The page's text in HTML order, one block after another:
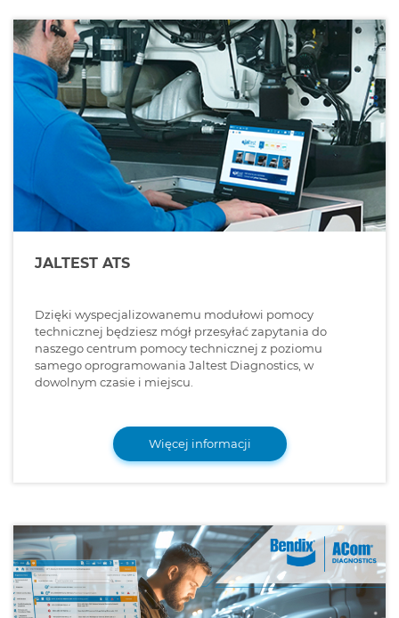
JALTEST ATS
Dzięki wyspecjalizowanemu modułowi pomocy
technicznej będziesz mógł przesyłać zapytania do
naszego centrum pomocy technicznej z poziomu
samego oprogramowania Jaltest Diagnostics, w
dowolnym czasie i miejscu.
Więcej informacji